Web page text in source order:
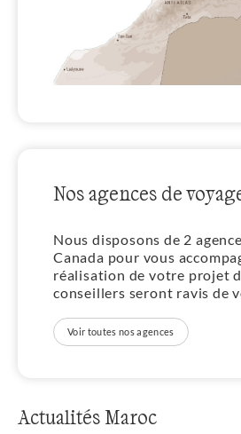
Nos agences de
Nous disposons de 2
Canada pour vous
réalisation de votre projet
conseillers seront ravis de
Voir toutes nos agences
Actualités Maroc